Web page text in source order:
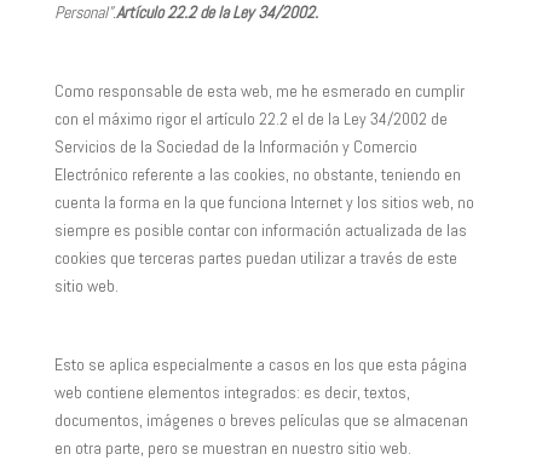
Personal”.Artículo 22.2 de la Ley 34/2002.
Como responsable de esta web, me he esmerado en cumplir
con el máximo rigor el artículo 22.2 el de la Ley 34/2002 de
Servicios de la Sociedad de la Información y Comercio
Electrónico referente a las cookies, no obstante, teniendo en
cuenta la forma en la que funciona Internet y los sitios web, no
siempre es posible contar con información actualizada de las
cookies que terceras partes puedan utilizar a través de este
sitio web.
Esto se aplica especialmente a casos en los que esta página
web contiene elementos integrados: es decir, textos,
documentos, imágenes o breves películas que se almacenan
en otra parte, pero se muestran en nuestro sitio web.